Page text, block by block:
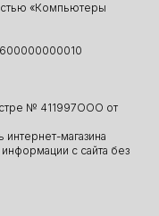
«Компьютеры
№ 411997ООО от
магазина
с сайта без